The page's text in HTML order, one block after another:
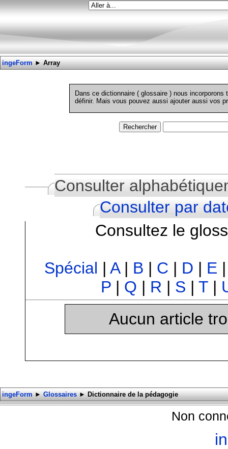
ingeForm ►Array
Dans ce dictionnaire ( glossaire ) nous
définir. Mais vous pouvez aussi ajouter aussi vos
Consulter
Consulter par
Consultez le
Spécial | A| B | C | D | E
P| Q | R | S | T|
Aucun article
ingeForm ► Glossaires ►Dictionnaire de la pédagogie
Non